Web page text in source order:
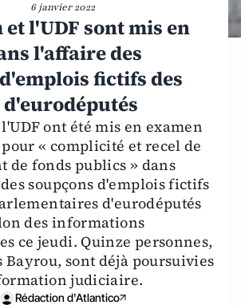
6 janvier 2022
et l'UDF sont mis en
l'affaire des
fictifs des
ont été mis en examen
« complicité et recel de
de fonds publics » dans
soupçons d'emplois fictifs
d'eurodéputés
des informations
ce jeudi. Quinze personnes,
Bayrou, sont déjà poursuivies
judiciaire.
Rédaction d'Atlantico